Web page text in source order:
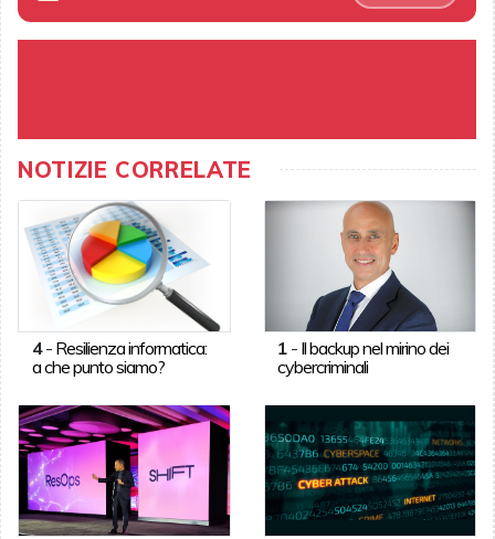
NOTIZIE CORRELATE
4- Resilienza informatica:
a che punto siamo?
1 - Il backup nel mirino dei
cybercriminali